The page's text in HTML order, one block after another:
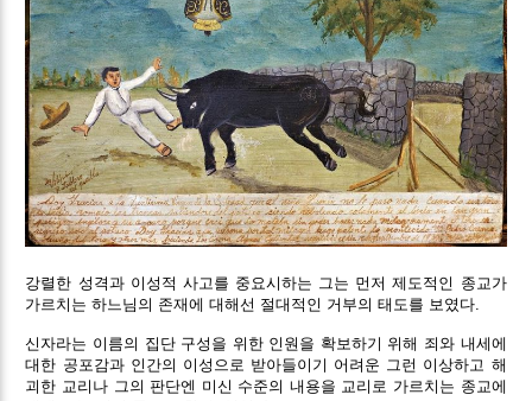
강렬한 성격과 이성적 사고를 중요시하는 그는 먼저 제도적인 종교가
가르치는 하느님의 존재에 대해선 절대적인 거부의 태도를 보였다.
신자라는 이름의 집단 구성을 위한 인원을 확보하기 위해 죄와 내세에
대한 공포감과 인간의 이성으로 받아들이기 어려운 그런 이상하고 해
괴한 교리나 그의 판단엔 미신 수준의 내용을 교리로 가르치는 종교에